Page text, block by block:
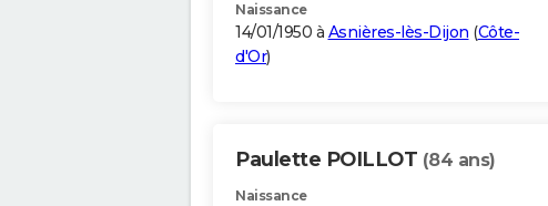
Naissance
14/01/1950 à Asnières-lès-Dijon (Côte-
d'Or)
Paulette POILLOT (84 ans)
Naissance